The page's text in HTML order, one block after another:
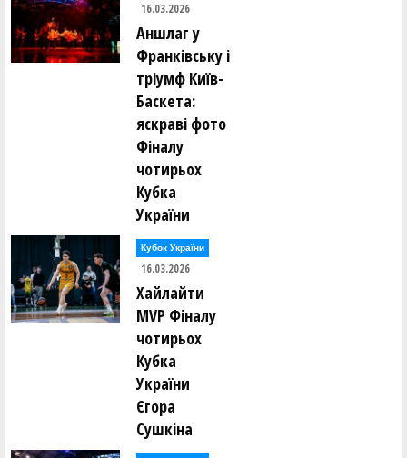
16.03.2026
Аншлаг у
Франківську і
тріумф Київ-
Баскета:
яскраві фото
Фіналу
чотирьох
Кубка
України
Кубок України
16.03.2026
Хайлайти
MVP Фіналу
чотирьох
Кубка
України
Єгора
Сушкіна